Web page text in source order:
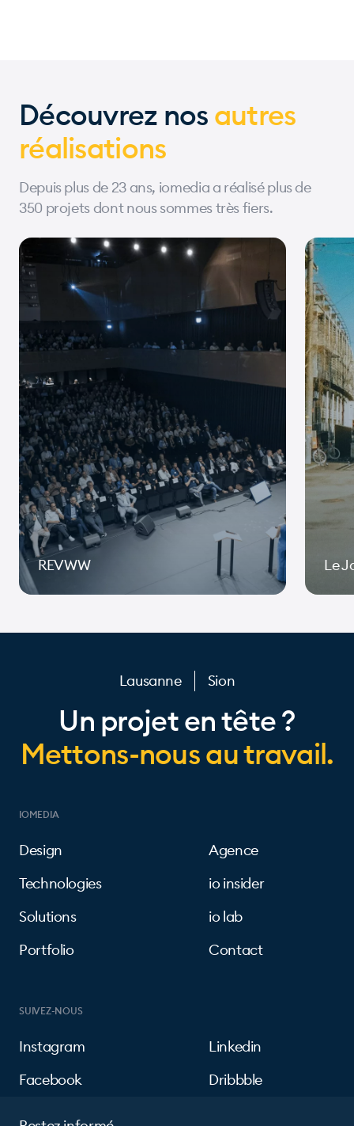
Découvrez nosautres
réalisations
Depuis plus de 23 ans, iomedia a réalisé plus de
350 projets dont nous sommes très fiers.
REVWW Le
Lausanne Sion
Un projet en tête ?
Mettons-nous au travail.
IOMEDIA
Design
Technologies
Solutions
Portfolio
Agence
io insider
io lab
Contact
SUIVEZ-NOUS
Instagram
Facebook
Linkedin
Dribbble